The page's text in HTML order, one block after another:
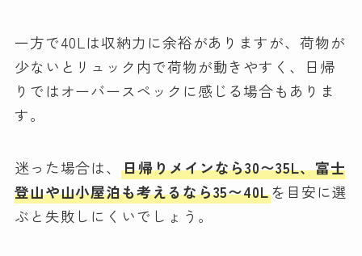
一方で40Lは収納力に余裕がありますが、荷物が
少ないとリュック内で荷物が動きやすく、日帰
りではオーバースペックに感じる場合もありま
す。
迷った場合は、日帰りメインなら30〜35L、富士
登山や山小屋泊も考えるなら35〜40Lを目安に選
ぶと失敗しにくいでしょう。